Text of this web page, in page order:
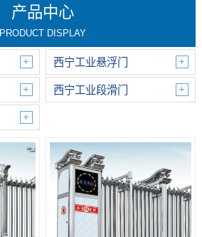
产品中心
PRODUCT DISPLAY
西宁工业悬浮门
西宁工业段滑门